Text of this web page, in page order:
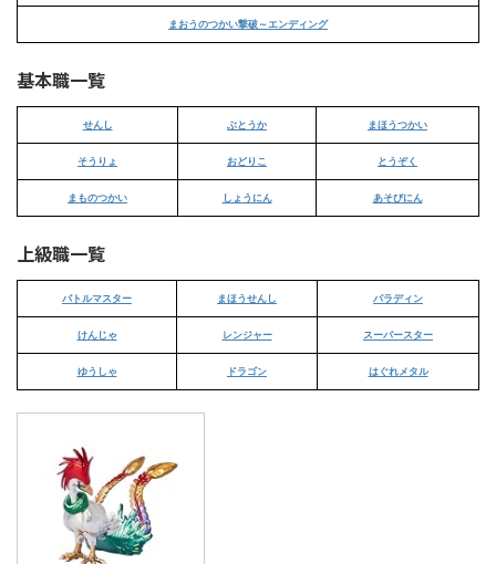
まおうのつかい撃破～エンディング
基本職一覧
せんし ぶとうか まほうつかい
そうりょ おどりこ とうぞく
まものつかい しょうにん あそびにん
上級職一覧
バトルマスター まほうせんし パラディン
けんじゃ レンジャー スーパースター
ゆうしゃ ドラゴン はぐれメタル